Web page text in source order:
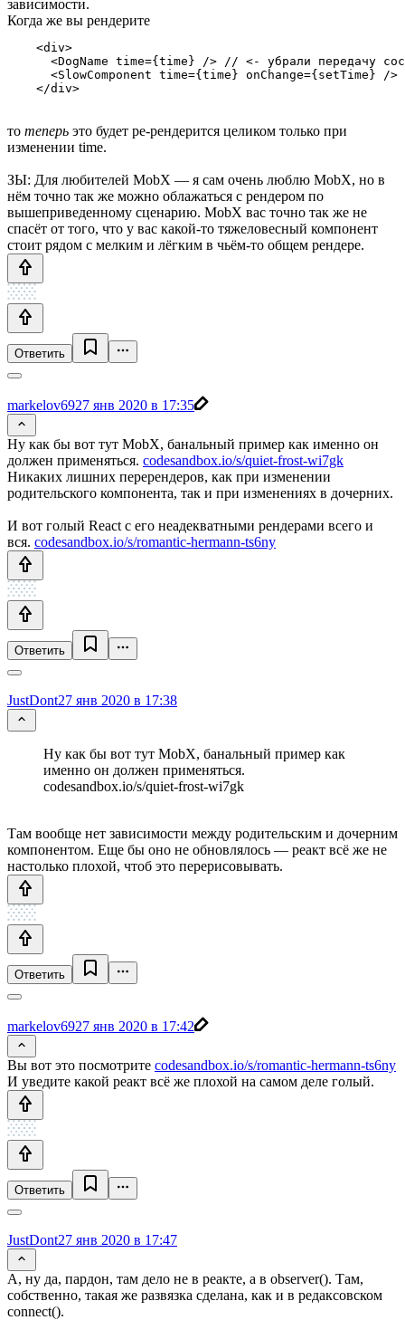
зависимости.
Когда же вы рендерите
    <div>
<DogName time={time} /> // <- убрали передачу
      <SlowComponent time={time} onChange={setTime} />
    </div>
то теперь это будет ре-рендерится целиком только при
изменении time.
ЗЫ: Для любителей MobX — я сам очень люблю MobX, но в
нём точно так же можно облажаться с рендером по
вышеприведенному сценарию. MobX вас точно так же не
спасёт от того, что у вас какой-то тяжеловесный компонент
стоит рядом с мелким и лёгким в чьём-то общем рендере.
Ответить
markelov6927 янв 2020 в 17:35
Ну как бы вот тут MobX, банальный пример как именно он
должен применяться. codesandbox.io/s/quiet-frost-wi7gk
Никаких лишних перерендеров, как при изменении
родительского компонента, так и при изменениях в дочерних.
И вот голый React с его неадекватными рендерами всего и
вся. codesandbox.io/s/romantic-hermann-ts6ny
Ответить
JustDont27 янв 2020 в 17:38
Ну как бы вот тут MobX, банальный пример как
именно он должен применяться.
codesandbox.io/s/quiet-frost-wi7gk
Там вообще нет зависимости между родительским и дочерним
компонентом. Еще бы оно не обновлялось — реакт всё же не
настолько плохой, чтоб это перерисовывать.
Ответить
markelov6927 янв 2020 в 17:42
Вы вот это посмотрите codesandbox.io/s/romantic-hermann-ts6ny
И уведите какой реакт всё же плохой на самом деле голый.
Ответить
JustDont27 янв 2020 в 17:47
А, ну да, пардон, там дело не в реакте, а в observer(). Там,
собственно, такая же развязка сделана, как и в редаксовском
connect().